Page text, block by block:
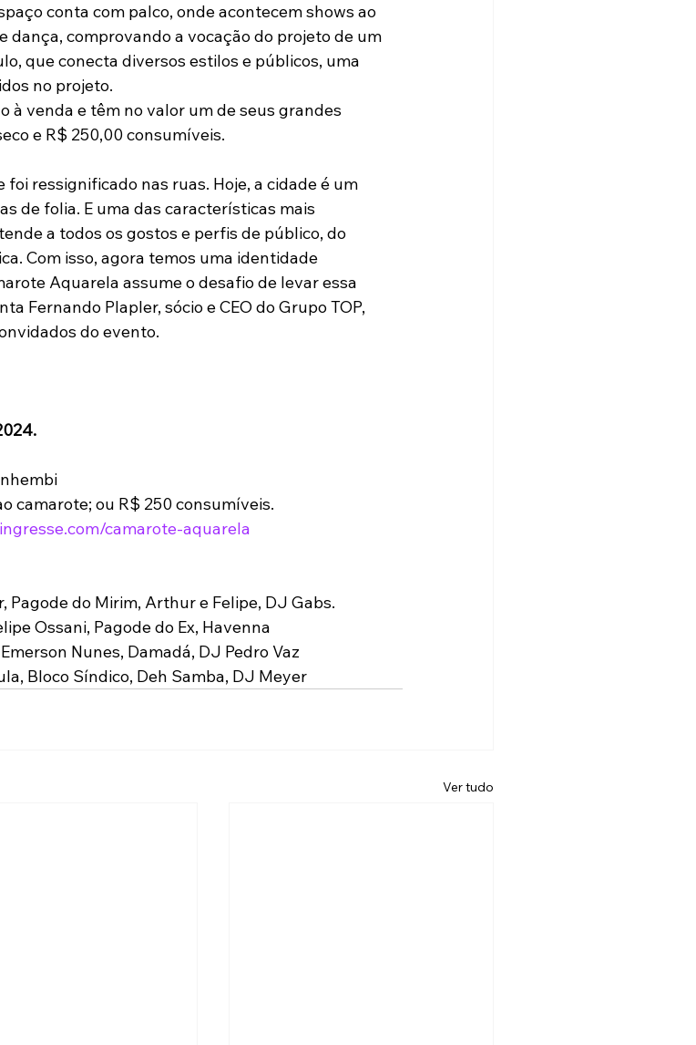
conta com palco, onde acontecem shows ao
dança, comprovando a vocação do projeto de um
que conecta diversos estilos e públicos, uma
no projeto.
à venda e têm no valor um de seus grandes
e R$ 250,00 consumíveis.
foi ressignificado nas ruas. Hoje, a cidade é um
de folia. E uma das características mais
a todos os gostos e perfis de público, do
Com isso, agora temos uma identidade
Aquarela assume o desafio de levar essa
Fernando Plapler, sócio e CEO do Grupo TOP,
do evento.
camarote; ou R$ 250 consumíveis.
camarote-aquarela
do Mirim, Arthur e Felipe, DJ Gabs.
Ossani, Pagode do Ex, Havenna
Nunes, Damadá, DJ Pedro Vaz
Bloco Síndico, Deh Samba, DJ Meyer
Ver tudo